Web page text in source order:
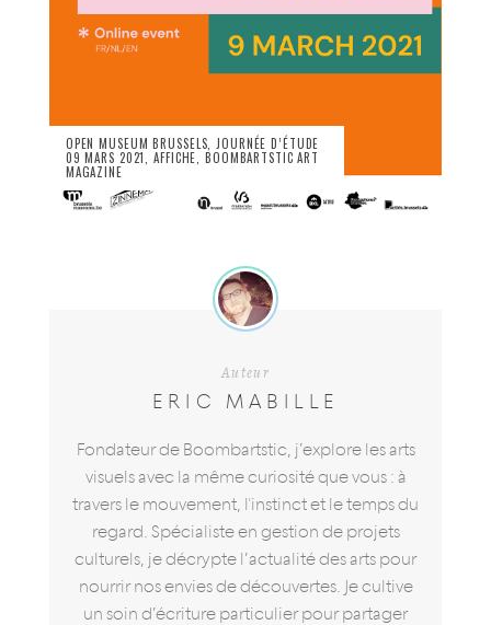
OPEN MUSEUM BRUSSELS, JOURNÉE D’ÉTUDE
09 MARS 2021, AFFICHE, BOOMBARTSTIC ART
MAGAZINE
Auteur
ERIC MABILLE
Fondateur de Boombartstic, j’explore les arts
visuels avec la même curiosité que vous : à
travers le mouvement, l'instinct et le temps du
regard. Spécialiste en gestion de projets
culturels, je décrypte l’actualité des arts pour
nourrir nos envies de découvertes. Je cultive
un soin d’écriture particulier pour partager